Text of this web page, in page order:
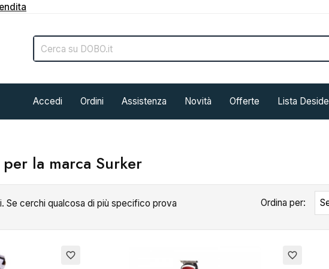
Accedi Ordini Assistenza Novità Offerte Lista
la marca Surker
Se cerchi qualcosa di più specifico prova
Ordina per:
favorite_border favorite_border